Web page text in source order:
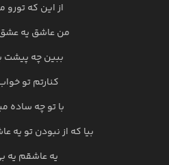
از این که تورو
من عاشق یه
ببین چه پیشت
کنارتم تو
با تو چه ساده
بیا که از نبودن تو یه
یه عاشقم یه